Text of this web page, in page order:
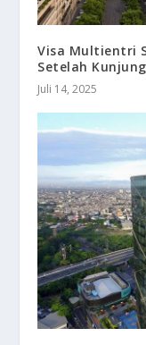
Visa Multientri
Setelah
Juli 14, 2025